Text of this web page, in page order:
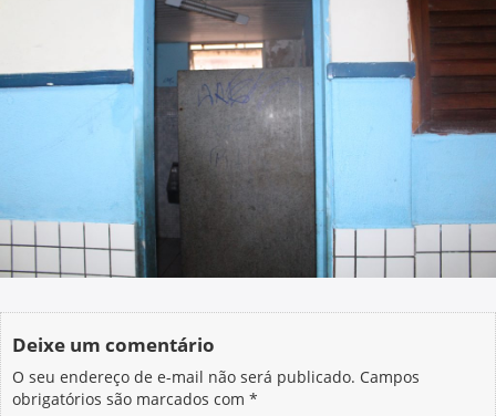
Deixe um comentário
O seu endereço de e-mail não será publicado. Campos
obrigatórios são marcados com *